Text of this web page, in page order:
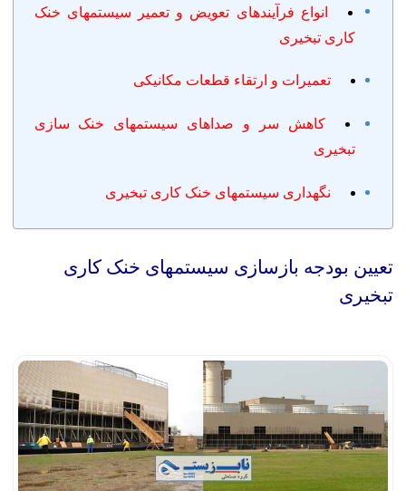
انواع فرآیندهای تعویض و تعمیر سیستمهای خنک
کاری تبخیری
تعمیرات و ارتقاء قطعات مکانیکی
کاهش سر و صداهای سیستمهای خنک سازی
تبخیری
نگهداری سیستمهای خنک کاری تبخیری
تعیین بودجه بازسازی سیستمهای خنک کاری
تبخیری